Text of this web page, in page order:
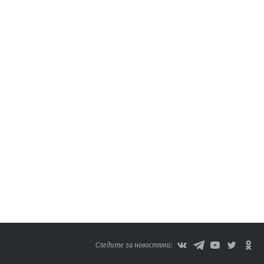
Следите за новостями: